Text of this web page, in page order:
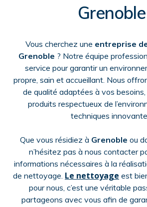
Grenoble
Vous cherchez une entreprise
Grenoble ? Notre équipe
service pour garantir un
propre, sain et accueillant. Nous
de qualité adaptées à vos
produits respectueux de
techniques
Que vous résidiez à Grenoble ou
n’hésitez pas à nous contacter
informations nécessaires à la
de nettoyage. Le nettoyage est
pour nous, c’est une véritable
partageons avec vous afin de